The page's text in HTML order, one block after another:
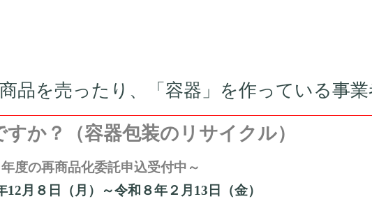
品を売ったり、「容器」を作っている事
か？（容器包装のリサイクル）
度の再商品化委託申込受付中～
12月８日（月）～令和８年２月 13 日（金）